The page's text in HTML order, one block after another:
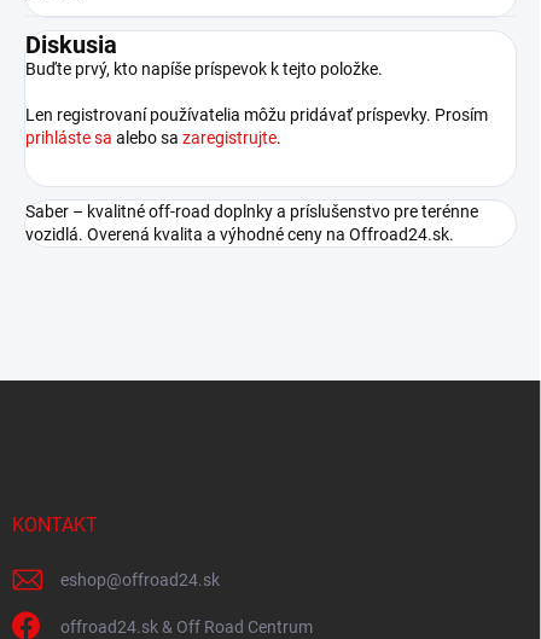
Diskusia
Buďte prvý, kto napíše príspevok k tejto položke.
Len registrovaní používatelia môžu pridávať príspevky. Prosím
prihláste sa alebo sa zaregistrujte.
Saber – kvalitné off-road doplnky a príslušenstvo pre terénne
vozidlá. Overená kvalita a výhodné ceny na Offroad24.sk.
KONTAKT
eshop@offroad24.sk
offroad24.sk & Off Road Centrum